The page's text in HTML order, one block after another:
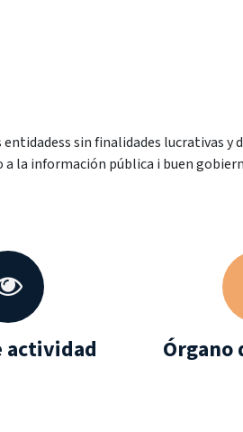
sin finalidades lucrativas
a la información pública i buen
actividad Órgano